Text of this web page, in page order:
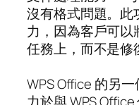
沒有格式問題。此
力，因為客戶可
任務上，而不是修
WPS Office 的另